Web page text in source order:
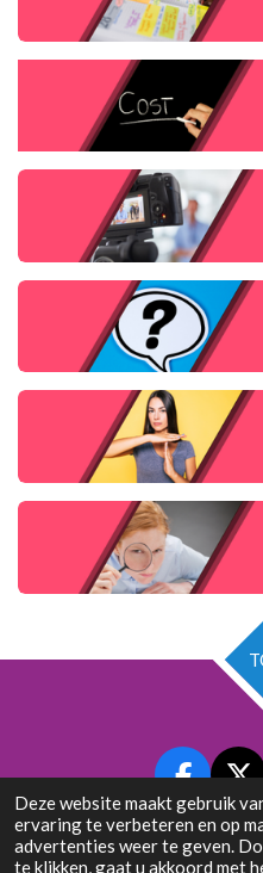
Deze website maakt gebruik
ervaring te verbeteren en op
advertenties weer te geven.
te klikken, gaat u akkoord met
F
a
c
e
X
© 2023 - 2026 Popschool Leerdam |